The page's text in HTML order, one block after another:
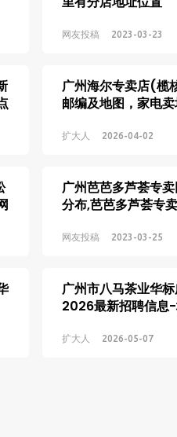
网友投稿 2023-03-23
广州海尔专卖店(榄
邮编及地图，家电
扩大人 2026-04-02
广州芭芭多芦荟专
分布,芭芭多芦荟专
网友投稿 2023-03-25
广州市八马茶业华
2026最新招聘信息
扩大人 2026-05-07